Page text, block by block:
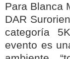
Para Blanca
DAR
categoría
evento es